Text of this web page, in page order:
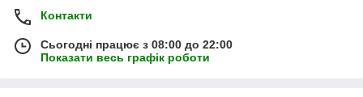
Контакти
Сьогодні працює з 08:00 до 22:00
Показати весь графік роботи